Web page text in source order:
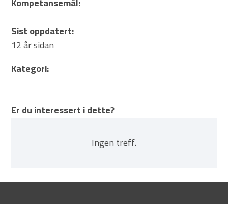
Sist oppdatert:
12 år sidan
Kategori:
Er du interessert i dette?
Ingen treff.